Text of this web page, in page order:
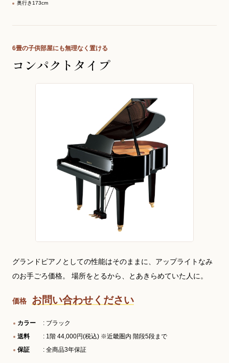
奥行き173cm
6畳の子供部屋にも無理なく置ける
コンパクトタイプ
グランドピアノとしての性能はそのままに、アップライトなみ
のお手ごろ価格。 場所をとるから、とあきらめていた人に。
価格 お問い合わせください
カラー
: ブラック
送料
: 1階 44,000円(税込) ※近畿圏内 階段5段まで
保証
: 全商品3年保証